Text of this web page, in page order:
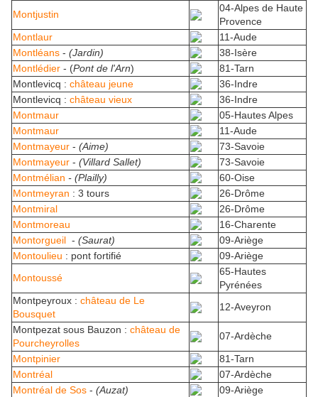
Montjustin
04-Alpes de Haute
Provence
Montlaur
11-Aude
Montléans - (Jardin)
38-Isère
Montlédier - (Pont de l'Arn)
81-Tarn
Montlevicq : château jeune
36-Indre
Montlevicq : château vieux
36-Indre
Montmaur
05-Hautes Alpes
Montmaur
11-Aude
Montmayeur - (Aime)
73-Savoie
Montmayeur - (Villard Sallet)
73-Savoie
Montmélian - (Plailly)
60-Oise
Montmeyran : 3 tours
26-Drôme
Montmiral
26-Drôme
Montmoreau
16-Charente
Montorgueil - (Saurat)
09-Ariège
Montoulieu : pont fortifié
09-Ariège
Montoussé
65-Hautes
Pyrénées
Montpeyroux : château de Le
Bousquet
12-Aveyron
Montpezat sous Bauzon : château de
Pourcheyrolles
07-Ardèche
Montpinier
81-Tarn
Montréal
07-Ardèche
Montréal de Sos - (Auzat)
09-Ariège